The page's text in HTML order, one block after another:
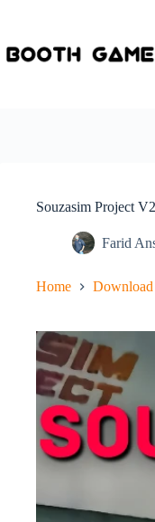
Souzasim Project
Farid
Home Download